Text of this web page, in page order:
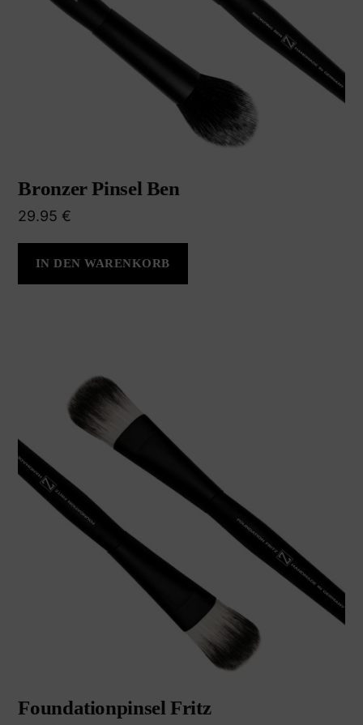
Bronzer Pinsel Ben
29.95€
IN DEN WARENKORB
Foundationpinsel Fritz